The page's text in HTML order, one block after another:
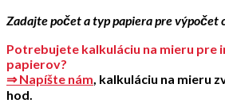
Zadajte počet a typ papiera pre výpočet
Potrebujete kalkuláciu na mieru pre
papierov?
⇒ Napíšte nám, kalkuláciu na mieru
hod.